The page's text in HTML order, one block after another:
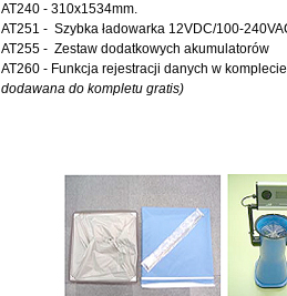
AT240 - 310x1534mm.
AT251 - Szybka ładowarka 12VDC/100-
AT255 - Zestaw dodatkowych akumulatorów
AT260 - Funkcja rejestracji danych w
dodawana do kompletu gratis)